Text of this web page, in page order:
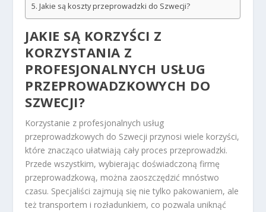
Jakie są koszty przeprowadzki do Szwecji?
JAKIE SĄ KORZYŚCI Z
KORZYSTANIA Z
PROFESJONALNYCH USŁUG
PRZEPROWADZKOWYCH DO
SZWECJI?
Korzystanie z profesjonalnych usług
przeprowadzkowych do Szwecji przynosi wiele korzyści,
które znacząco ułatwiają cały proces przeprowadzki.
Przede wszystkim, wybierając doświadczoną firmę
przeprowadzkową, można zaoszczędzić mnóstwo
czasu. Specjaliści zajmują się nie tylko pakowaniem, ale
też transportem i rozładunkiem, co pozwala uniknąć